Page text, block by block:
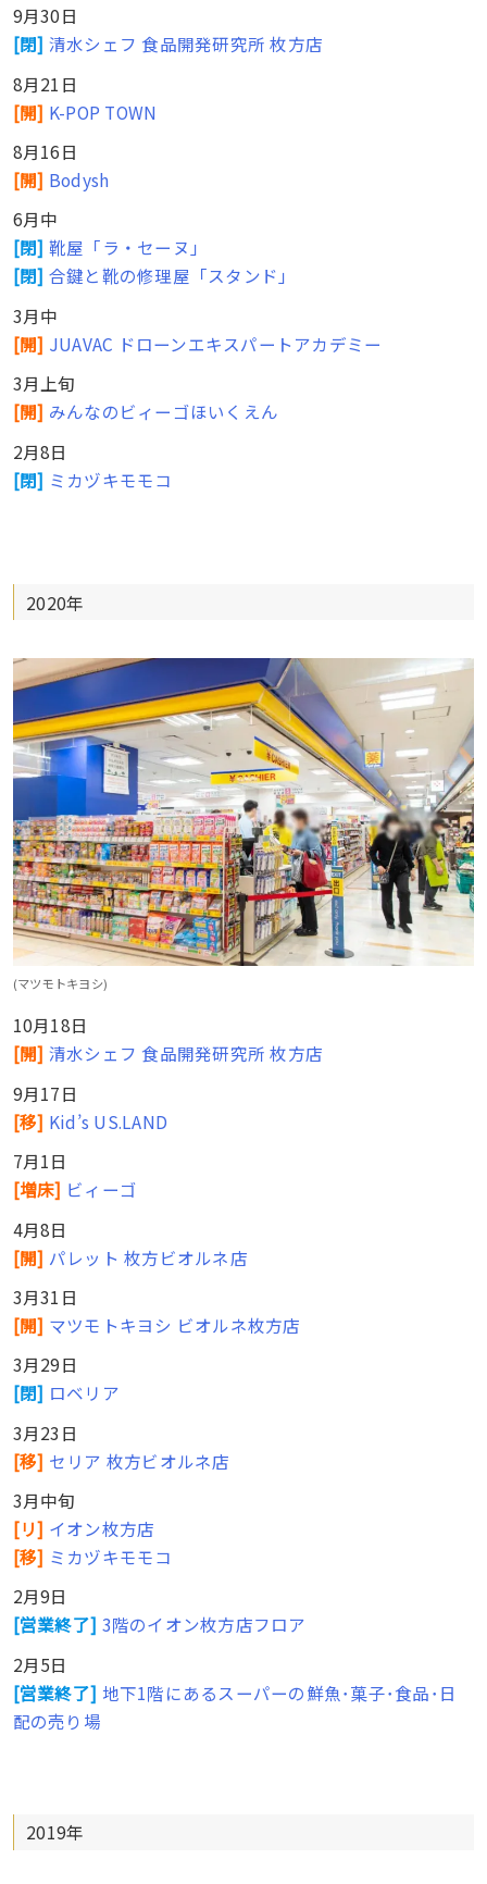
9月30日
[閉] 清水シェフ 食品開発研究所 枚方店
8月21日
[開] K-POP TOWN
8月16日
[開] Bodysh
6月中
[閉] 靴屋「ラ・セーヌ」
[閉] 合鍵と靴の修理屋「スタンド」
3月中
[開] JUAVAC ドローンエキスパートアカデミー
3月上旬
[開] みんなのビィーゴほいくえん
2月8日
[閉] ミカヅキモモコ
2020年
(マツモトキヨシ)
10月18日
[開] 清水シェフ 食品開発研究所 枚方店
9月17日
[移] Kid’s US.LAND
7月1日
[増床] ビィーゴ
4月8日
[開] パレット 枚方ビオルネ店
3月31日
[開] マツモトキヨシ ビオルネ枚方店
3月29日
[閉] ロベリア
3月23日
[移] セリア 枚方ビオルネ店
3月中旬
[リ] イオン枚方店
[移] ミカヅキモモコ
2月9日
[営業終了] 3階のイオン枚方店フロア
2月5日
[営業終了] 地下1階にあるスーパーの鮮魚･菓子･食品･日
配の売り場
2019年